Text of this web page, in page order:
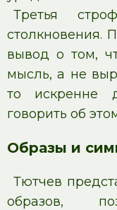
Третья
столкновения.
вывод о том,
мысль, а не
то искренне
говорить об
Образы и
Тютчев
образов,